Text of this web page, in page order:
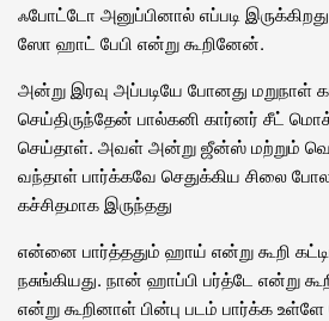
ஃபோட்டோ அனுப்பினால் எப்படி
ஸோ ஹாட் பேபி என்று கூறினேன்.
அன்று இரவு அப்படியே போனது மறுநாள்
செய்திருந்தேன் பால்கனி கார்னர் சீட்
செய்தாள். அவள் அன்று ஜீன்ஸ் மற்றும்
வந்தாள் பார்க்கவே செதுக்கிய சிலை
கச்சிதமாக இருந்தது
என்னை பார்த்ததும் ஹாய் என்று கூறி
நசுங்கியது. நான் ஹாப்பி பர்த்டே என்று
என்று கூறினாள் பின்பு படம் பார்க்க